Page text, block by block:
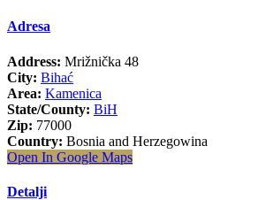
Adresa
Address: Mrižnička 48
City: Bihać
Area: Kamenica
State/County: BiH
Zip: 77000
Country: Bosnia and Herzegowina
Open In Google Maps
Detalji